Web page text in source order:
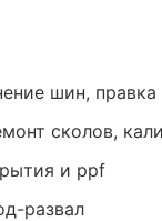
шин, правка
сколов,
и ppf
развал